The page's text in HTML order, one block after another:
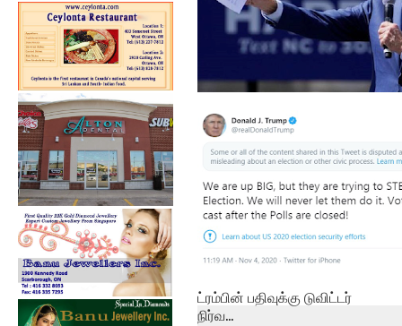
அமெரிக்க ஜனாதிபதித்
தேர்தல் – ஜோ பி...
ட்ரம்பின் பதிவுக்கு டுவிட்டர்
நிர்வ...